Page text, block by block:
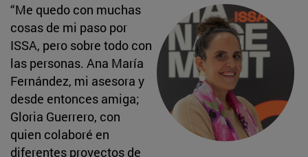
“Me quedo con muchas
cosas de mi paso por
ISSA, pero sobre todo con
las personas. Ana María
Fernández, mi asesora y
desde entonces amiga;
Gloria Guerrero, con
quien colaboré en
diferentes proyectos de